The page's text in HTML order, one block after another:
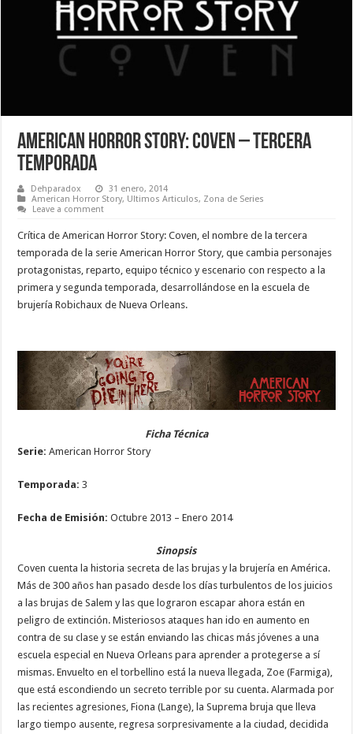
American Horror Story: Coven – Tercera
Temporada
Dehparadox
31 enero, 2014
American Horror Story, Ultimos Articulos, Zona de Series
Leave a comment
Crítica de American Horror Story: Coven, el nombre de la tercera
temporada de la serie American Horror Story, que cambia personajes
protagonistas, reparto, equipo técnico y escenario con respecto a la
primera y segunda temporada, desarrollándose en la escuela de
brujería Robichaux de Nueva Orleans.
Ficha Técnica
Serie: American Horror Story
Temporada: 3
Fecha de Emisión:Octubre 2013 – Enero 2014
Sinopsis
Coven cuenta la historia secreta de las brujas y la brujería en América.
Más de 300 años han pasado desde los días turbulentos de los juicios
a las brujas de Salem y las que lograron escapar ahora están en
peligro de extinción. Misteriosos ataques han ido en aumento en
contra de su clase y se están enviando las chicas más jóvenes a una
escuela especial en Nueva Orleans para aprender a protegerse a sí
mismas. Envuelto en el torbellino está la nueva llegada, Zoe (Farmiga),
que está escondiendo un secreto terrible por su cuenta. Alarmada por
las recientes agresiones, Fiona (Lange), la Suprema bruja que lleva
largo tiempo ausente, regresa sorpresivamente a la ciudad, decidida